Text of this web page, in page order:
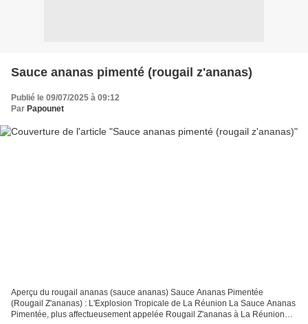
Sauce ananas pimenté (rougail z'ananas)
Publié le 09/07/2025 à 09:12
Par Papounet
Aperçu du rougail ananas (sauce ananas) Sauce Ananas Pimentée
(Rougail Z'ananas) : L'Explosion Tropicale de La Réunion La Sauce Ananas
Pimentée, plus affectueusement appelée Rougail Z'ananas à La Réunion